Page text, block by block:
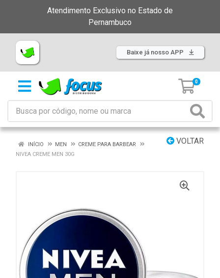
Atendimento Exclusivo no Estado de
Pernambuco
Baixe já nosso APP
0
VOLTAR
INÍCIO MEN
CREME PARA BARBEAR
NIVEA CREME MEN 30G